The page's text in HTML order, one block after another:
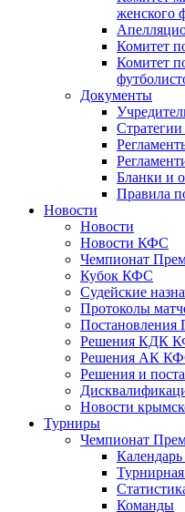
женского
Комитет
Комитет
Документы
Бланки и
Правила
Новости
Новости
Новости КФС
Чемпионат
Кубок КФС
Судейские
Протоколы
Решения КДК
Решения АК
Решения и
Новости
Турниры
Чемпионат
Календарь
Команды